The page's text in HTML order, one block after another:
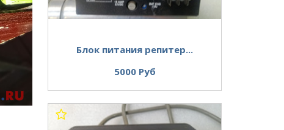
Блок питания репитер...
5000 Руб